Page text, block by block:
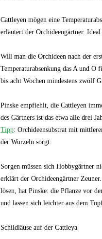
Cattleyen mögen eine
erläutert der Orchideengärtner.
Will man die Orchideen nach der
Temperaturabsenkung das A und O
bis acht Wochen mindestens zwölf
Pinske empfiehlt, die Cattleyen
des Gärtners ist das etwa alle drei
Tipp: Orchideensubstrat mit
der Wurzeln sorgt.
Sorgen müssen sich Hobbygärtner
erklärt der Orchideengärtner
lösen, hat Pinske: die Pflanze vor
und lassen sich leichter aus dem
Schildläuse auf der Cattleya